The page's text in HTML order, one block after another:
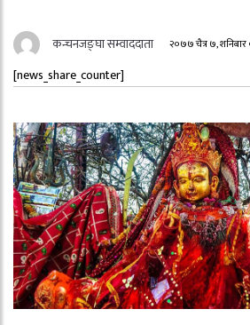
कन्चनजङ्घा सम्वाददाता २०७७ चैत्र ७,
[news_share_counter]